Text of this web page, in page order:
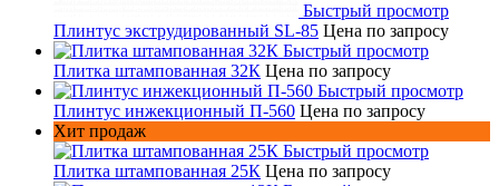
Быстрый просмотр
Плинтус экструдированный SL-85 Цена по запросу
Быстрый просмотр
Плитка штампованная 32К Цена по запросу
Быстрый просмотр
Плинтус инжекционный П-560 Цена по запросу
Хит продаж
Быстрый просмотр
Плитка штампованная 25К Цена по запросу